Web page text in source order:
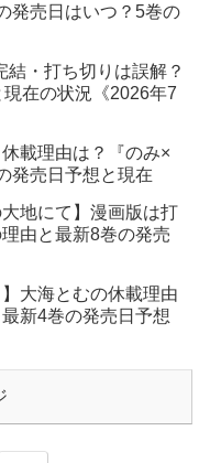
発売日はいつ？5巻の
結・打ち切りは誤解？
在の状況《2026年7
休載理由は？『のみ×
発売日予想と現在
大地にて】漫画版は打
由と最新8巻の発売
】大海とむの休載理由
新4巻の発売日予想